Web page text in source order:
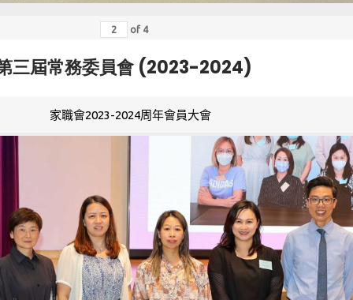
of 4
三屆常務委員會 (2023-2024)
家職會2023-2024周年會員大會